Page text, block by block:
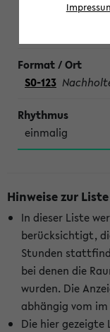
Im Examen
S0-123
einmalig
Hinweise zur
In dieser Liste
berücksichtigt,
Stunden
bei denen die
wurden. Die
abhängig vom im
Die hier gezeigte